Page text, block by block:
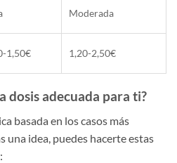
Moderada
1,50€ 1,20-2,50€
dosis adecuada para ti?
basada en los casos más
una idea, puedes hacerte estas